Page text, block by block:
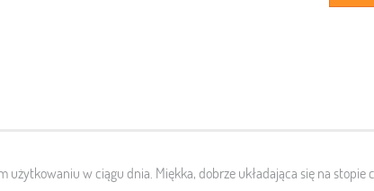
użytkowaniu w ciągu dnia . Miękka, dobrze układająca się na